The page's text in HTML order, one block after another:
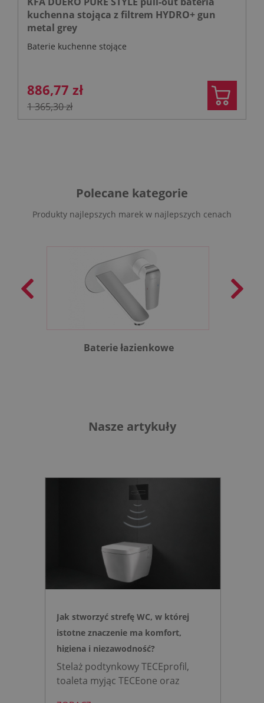
kuchenna stojąca z filtrem HYDRO+ gun
metal grey
Baterie kuchenne stojące
886,77 zł
1 365,30 zł
Polecane kategorie
Produkty najlepszych marek w najlepszych cenach
Baterie łazienkowe
Nasze artykuły
Jak stworzyć strefę WC, w której
istotne znaczenie ma komfort,
higiena i niezawodność?
Stelaż podtynkowy TECEprofil,
toaleta myjąc TECEone oraz